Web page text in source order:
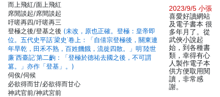
而上飛紅/面上飛紅
席閒談起/席間談起
吁嗟再四/吁嗟再三
登極之後/登基之後 (未改，原也正確。登極：皇帝即
位。五代史平話˙梁史˙卷上：「自僖宗登極後，關東連
年旱乾，田禾不熟，百姓饑餓，流徙四散。」明˙陸世
廉˙西臺記˙第二齣：「登極於德祐去國之後，不可謂
篡。」亦作「登基」。)
伺俟/伺候
必欲得而甘/必欲得而甘心
神武官前/神武宮前
2023/9/5 小張
喜愛好讀網站
及電子書本 很
多年月了。從
武俠小說起
始，到各種書
類，幸得有心
人製作電子本
供方便取用閱
讀，非常感
謝。